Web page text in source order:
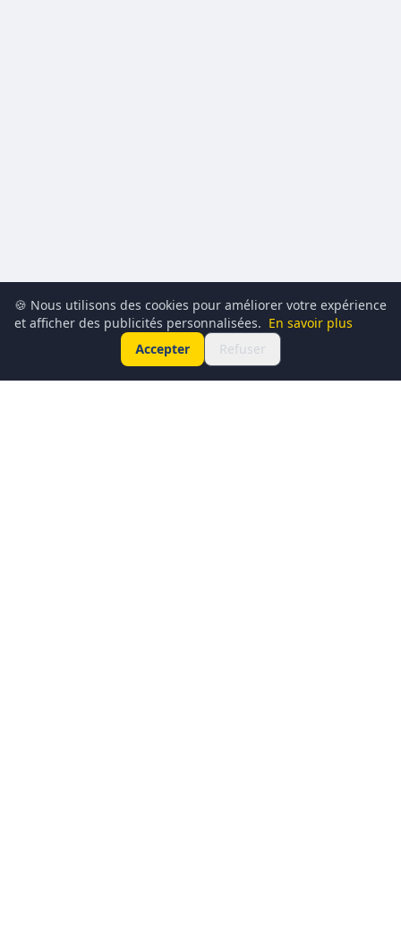
🍪 Nous utilisons des cookies pour améliorer votre expérience
et afficher des publicités personnalisées. En savoir plus
Accepter
Refuser